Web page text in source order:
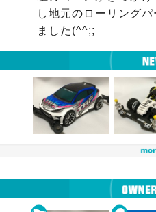
し地元のローリング
ました(^^;;